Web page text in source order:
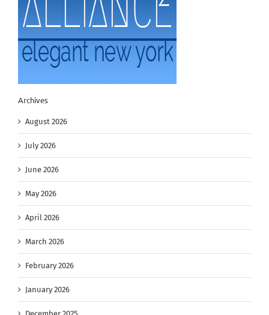
Archives
August 2026
July 2026
June 2026
May 2026
April 2026
March 2026
February 2026
January 2026